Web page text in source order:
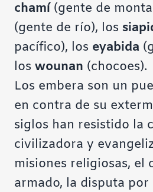
chamí (gente de
(gente de río), los
pacífico), los eyabida
los wounan (chocoes).
Los embera son un
en contra de su
siglos han resistido la
civilizadora y
misiones religiosas, el
armado, la disputa